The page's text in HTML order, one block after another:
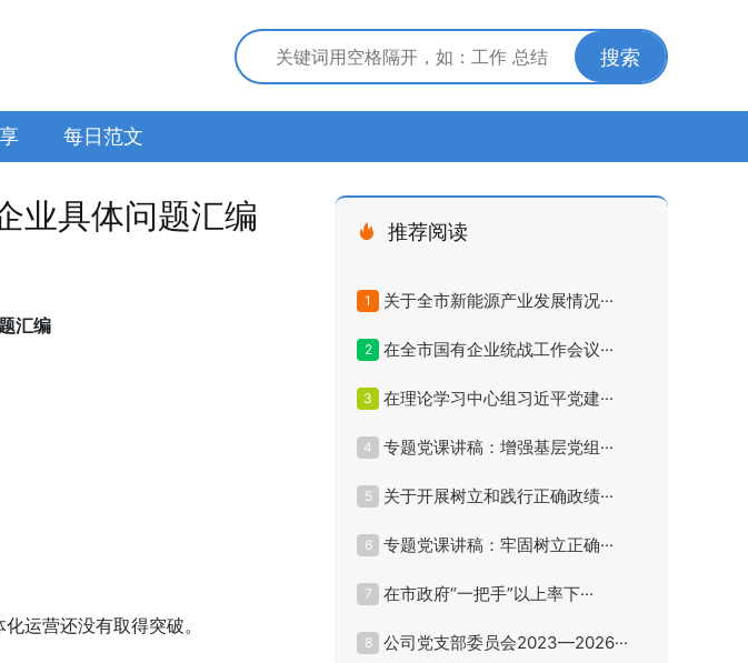
搜索
每日范文
业具体问题汇编
汇编
运营还没有取得突破。
推荐阅读
1 关于全市新能源产业发展情况···
2 在全市国有企业统战工作会议···
3 在理论学习中心组习近平党建···
4 专题党课讲稿：增强基层党组···
5 关于开展树立和践行正确政绩···
6 专题党课讲稿：牢固树立正确···
7 在市政府“一把手”以上率下···
8 公司党支部委员会2023—2026···